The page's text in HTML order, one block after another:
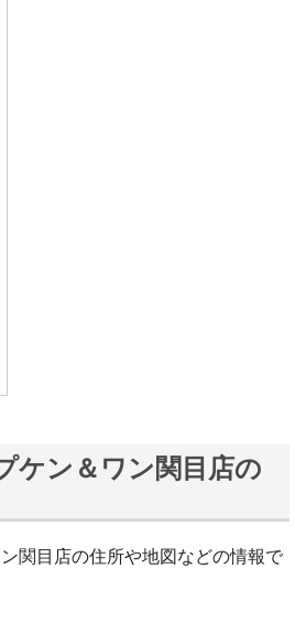
ケン＆ワン関目店の
関目店の住所や地図などの情報で